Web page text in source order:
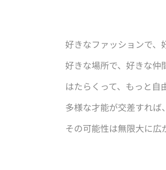
好きなファッションで、
好きな場所で、好きな仲
はたらくって、 もっと自
多様な才能が交差すれば、
その可能性は無限大に広